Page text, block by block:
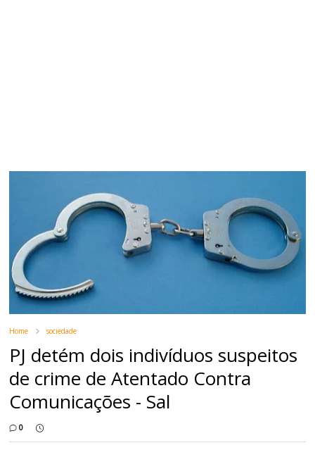
Home sociedade
PJ detém dois indivíduos suspeitos
de crime de Atentado Contra
Comunicações - Sal
0